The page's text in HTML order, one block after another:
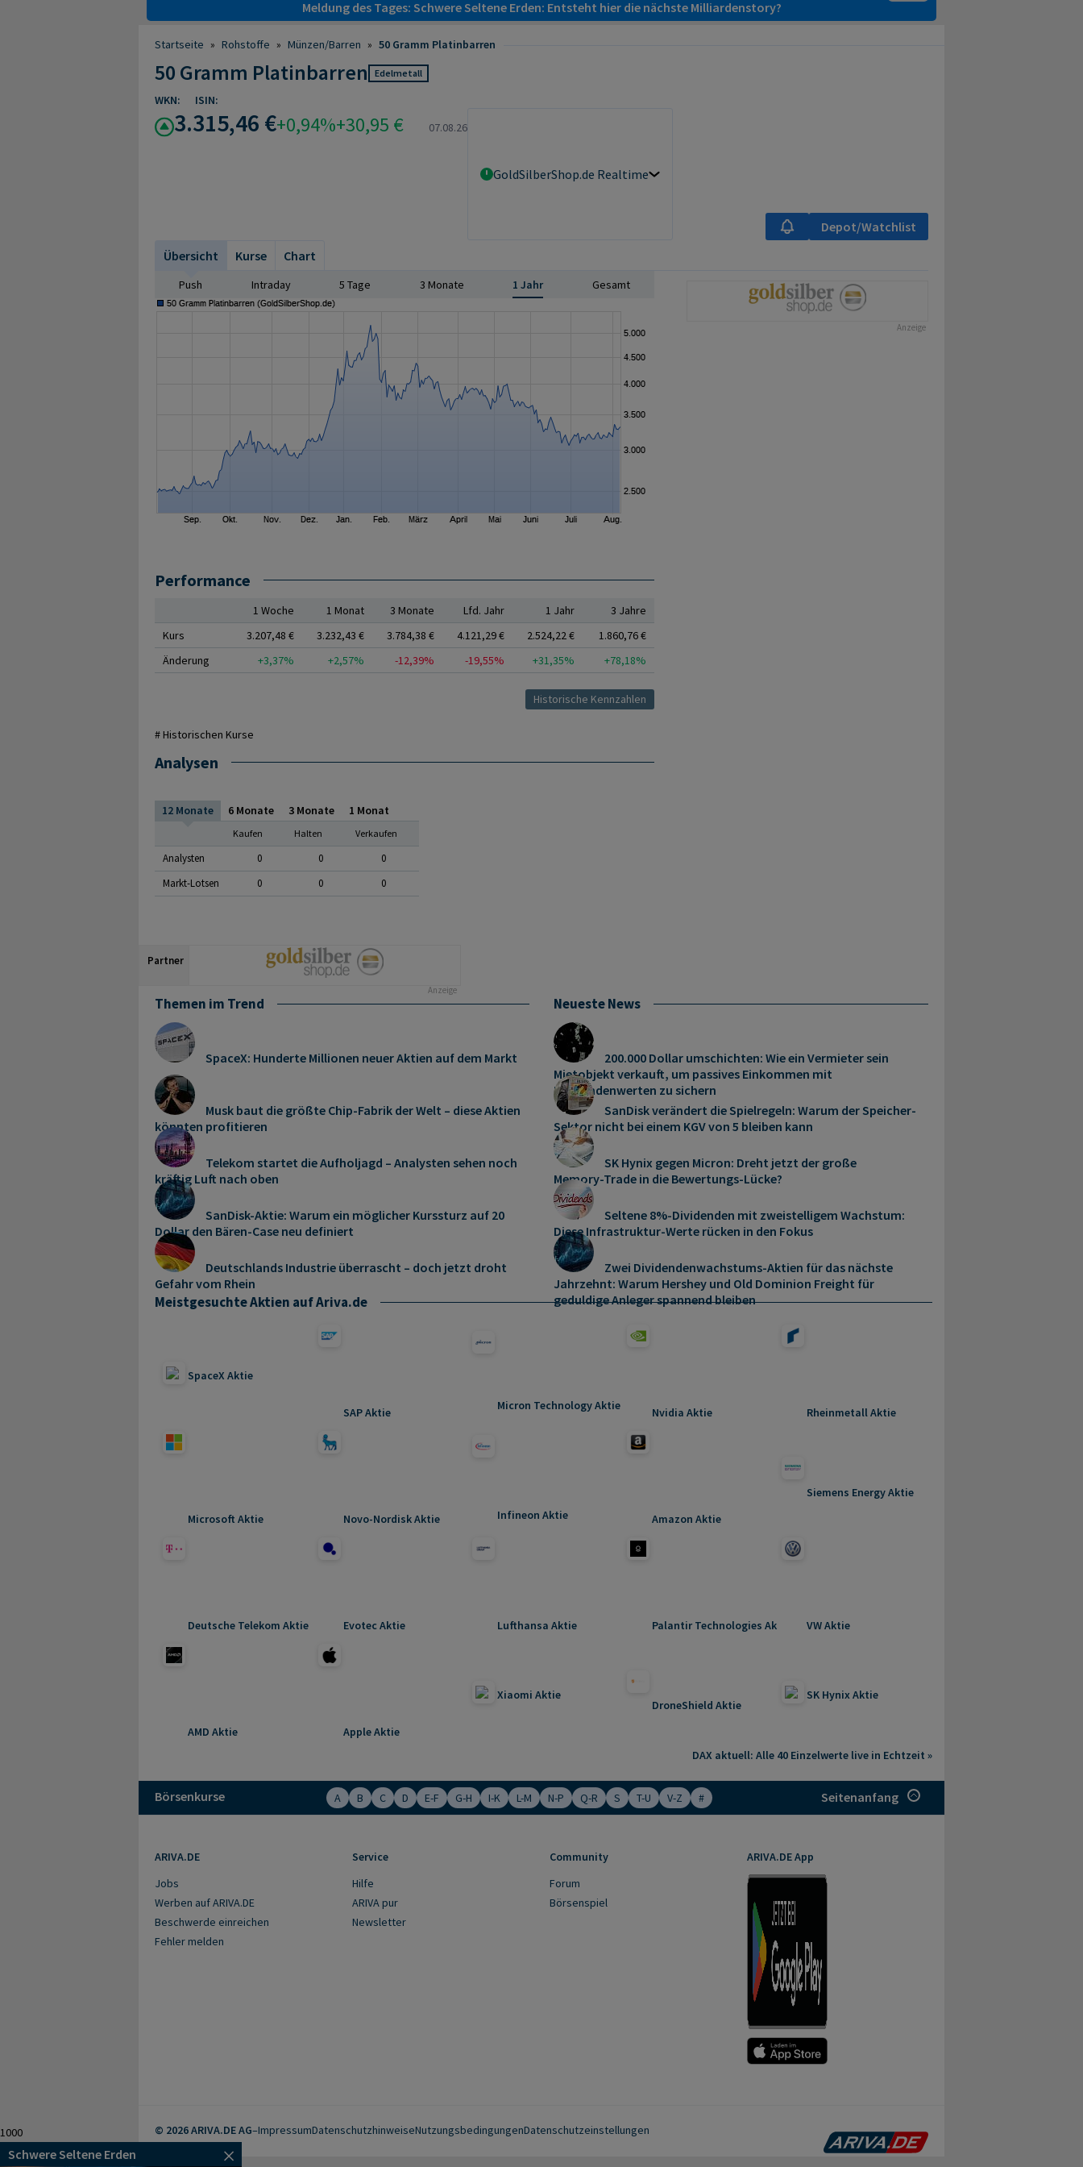
Meldung des Tages: Schwere Seltene Erden: Entsteht hier die nächste Milliardenstory?
Startseite » Rohstoffe » Münzen/Barren » 50 Gramm Platinbarren
50 Gramm Platinbarren Edelmetall
WKN: ISIN:
3.315,46 €+0,94%+30,95 € 07.08.26
GoldSilberShop.de Realtime
Depot/Watchlist
Übersicht
Kurse Chart
Push Intraday 5 Tage 3 Monate 1 Jahr Gesamt
Performance
1 Woche 1 Monat 3 Monate Lfd. Jahr 1 Jahr
3 Jahre
Kurs
3.207,48 € 3.232,43 € 3.784,38 € 4.121,29 € 2.524,22 €
1.860,76 €
Änderung
+3,37% +2,57% -12,39% -19,55% +31,35% +78,18%
Historische Kennzahlen
# Historischen Kurse
Analysen
12 Monate 6 Monate 3 Monate 1 Monat
Kaufen Halten Verkaufen
Analysten 0 0
0
Markt-Lotsen
0 0 0
Anzeige
1000
Schwere Seltene Erden
Partner
Themen im Trend
SpaceX: Hunderte Millionen neuer Aktien auf dem Markt
Musk baut die größte Chip-Fabrik der Welt – diese Aktien
könnten profitieren
Telekom startet die Aufholjagd – Analysten sehen noch
kräftig Luft nach oben
SanDisk-Aktie: Warum ein möglicher Kurssturz auf 20
Dollar den Bären-Case neu definiert
Deutschlands Industrie überrascht – doch jetzt droht
Gefahr vom Rhein
Neueste News
200.000 Dollar umschichten: Wie ein Vermieter sein
Mietobjekt verkauft, um passives Einkommen mit
Dividendenwerten zu sichern
SanDisk verändert die Spielregeln: Warum der Speicher-
Sektor nicht bei einem KGV von 5 bleiben kann
SK Hynix gegen Micron: Dreht jetzt der große
Memory‑Trade in die Bewertungs-Lücke?
Seltene 8%-Dividenden mit zweistelligem Wachstum:
Diese Infrastruktur-Werte rücken in den Fokus
Zwei Dividendenwachstums-Aktien für das nächste
Jahrzehnt: Warum Hershey und Old Dominion Freight für
geduldige Anleger spannend bleiben
Meistgesuchte Aktien auf Ariva.de
SpaceX Aktie
SAP Aktie Micron Technology Aktie Nvidia Aktie Rheinmetall Aktie
Microsoft Aktie Novo-Nordisk Aktie Infineon Aktie Amazon Aktie
Siemens Energy Aktie
Deutsche Telekom Aktie Evotec Aktie Lufthansa Aktie Palantir Technologies Aktie VW Aktie
AMD Aktie Apple Aktie
Xiaomi Aktie
DroneShield Aktie
SK Hynix Aktie
DAX aktuell: Alle 40 Einzelwerte live in Echtzeit »
Börsenkurse A B C D E-F G-H I-K L-M N-P Q-R S T-U V-Z # Seitenanfang
ARIVA.DE
Jobs
Werben auf ARIVA.DE
Beschwerde einreichen
Fehler melden
Service
Hilfe
ARIVA pur
Newsletter
Community
Forum
Börsenspiel
ARIVA.DE App
© 2026 ARIVA.DE AG–ImpressumDatenschutzhinweiseNutzungsbedingungenDatenschutzeinstellungen